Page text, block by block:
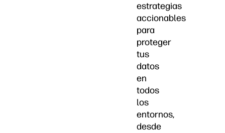
estrategias
accionables
para
proteger
tus
datos
en
todos
los
entornos,
desde